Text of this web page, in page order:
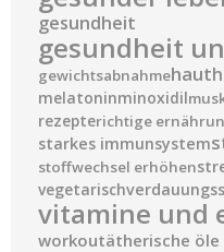
gesundheit
gesundheit
gewichtsabnahmehaut
melatoninminoxidil
rezepterichtige
starkes immunsystem
stoffwechsel erhöhen
vegetarisch
vitamine und
workoutätherische öle